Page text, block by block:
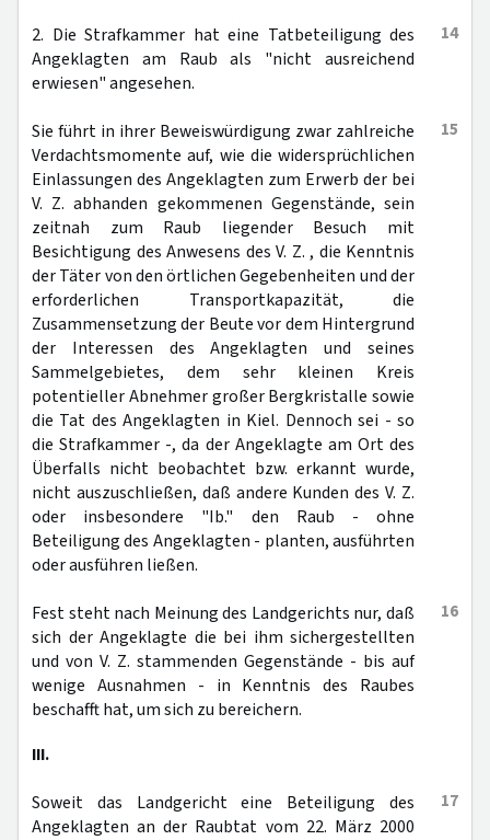
14
2. Die Strafkammer hat eine Tatbeteiligung des
Angeklagten am Raub als "nicht ausreichend
erwiesen" angesehen.
15
Sie führt in ihrer Beweiswürdigung zwar zahlreiche
Verdachtsmomente auf, wie die widersprüchlichen
Einlassungen des Angeklagten zum Erwerb der bei
V. Z. abhanden gekommenen Gegenstände, sein
zeitnah zum Raub liegender Besuch mit
Besichtigung des Anwesens des V. Z. , die Kenntnis
der Täter von den örtlichen Gegebenheiten und der
erforderlichen Transportkapazität, die
Zusammensetzung der Beute vor dem Hintergrund
der Interessen des Angeklagten und seines
Sammelgebietes, dem sehr kleinen Kreis
potentieller Abnehmer großer Bergkristalle sowie
die Tat des Angeklagten in Kiel. Dennoch sei - so
die Strafkammer -, da der Angeklagte am Ort des
Überfalls nicht beobachtet bzw. erkannt wurde,
nicht auszuschließen, daß andere Kunden des V. Z.
oder insbesondere "Ib." den Raub - ohne
Beteiligung des Angeklagten - planten, ausführten
oder ausführen ließen.
16
Fest steht nach Meinung des Landgerichts nur, daß
sich der Angeklagte die bei ihm sichergestellten
und von V. Z. stammenden Gegenstände - bis auf
wenige Ausnahmen - in Kenntnis des Raubes
beschafft hat, um sich zu bereichern.
III.
17
Soweit das Landgericht eine Beteiligung des
Angeklagten an der Raubtat vom 22. März 2000